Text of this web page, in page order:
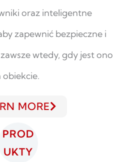
oraz inteligentne
zapewnić bezpieczne i
wtedy, gdy jest ono
MORE
PROD
UKTY